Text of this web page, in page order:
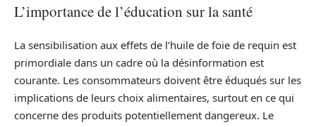
L’importance de l’éducation sur la santé
La sensibilisation aux effets de l’huile de foie de requin est
primordiale dans un cadre où la désinformation est
courante. Les consommateurs doivent être éduqués sur les
implications de leurs choix alimentaires, surtout en ce qui
concerne des produits potentiellement dangereux. Le